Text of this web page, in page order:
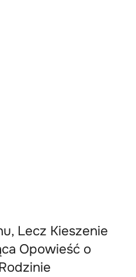
Lecz Kieszenie
Opowieść o